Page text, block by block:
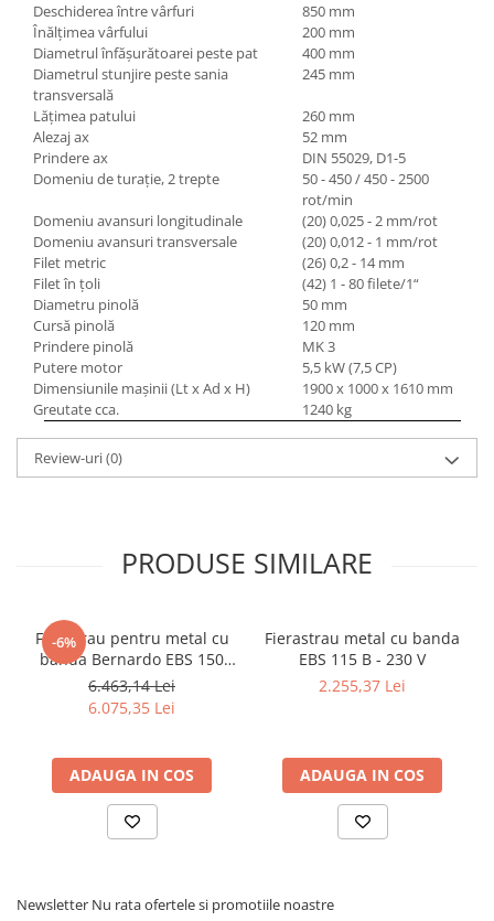
Dispozitive de prindere pentru
unelte
Elemente de prindere mecanică
Fălci pentru PHV / VHV
Menghine
Mese rotative / mese inclinabile /
Etape XY
Papusa mobila / con de centrare
Instrumente de masurare
Afisaj digital
Bloc ecartament, masurare și
testare
Dispozitiv de testare
Indicatoare înălțime
Indicator cadran / Baze magnetice
Masurare
Micrometru
Placi de granit de suprafață
Prisma
Set unelte de masurare
metalelor
Instrumente de frezat
Instrumente de găurit
Tarozi si filiere
Accesorii masini de gaurit si frezat
Deschiderea între vârfuri
850 mm
Înălţimea vârfului
200 mm
Diametrul înfăşurătoarei peste pat
400 mm
Diametrul stunjire peste sania
transversală
245 mm
Lăţimea patului
260 mm
Alezaj ax
52 mm
Prindere ax
DIN 55029, D1-5
Domeniu de turaţie, 2 trepte
50 - 450 / 450 - 2500
rot/min
Domeniu avansuri longitudinale
(20) 0,025 - 2 mm/rot
Domeniu avansuri transversale
(20) 0,012 - 1 mm/rot
Filet metric
(26) 0,2 - 14 mm
Filet în ţoli
(42) 1 - 80 filete/1“
Diametru pinolă
50 mm
Cursă pinolă
120 mm
Prindere pinolă
MK 3
Putere motor
5,5 kW (7,5 CP)
Dimensiunile maşinii (Lt x Ad x H)
1900 x 1000 x 1610 mm
Greutate cca.
1240 kg
Review-uri(0)
PRODUSE SIMILARE
-6%
Ferastrau pentru metal cu
banda Bernardo EBS 150
GC
6.463,14 Lei
6.075,35 Lei
ADAUGA IN COS
Fierastrau metal cu banda
EBS 115 B - 230 V
2.255,37 Lei
ADAUGA IN COS
Newsletter Nu rata ofertele si promotiile noastre